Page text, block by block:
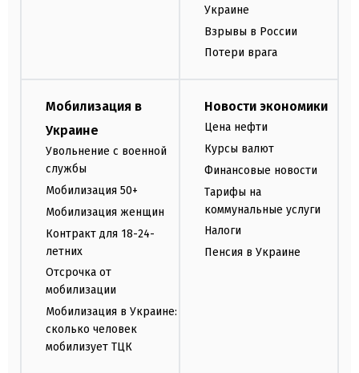
Украине
Взрывы в России
Потери врага
Мобилизация в
Украине
Увольнение с военной
службы
Мобилизация 50+
Мобилизация женщин
Контракт для 18-24-
летних
Отсрочка от
мобилизации
Мобилизация в Украине:
сколько человек
мобилизует ТЦК
Новости экономики
Цена нефти
Курсы валют
Финансовые новости
Тарифы на
коммунальные услуги
Налоги
Пенсия в Украине